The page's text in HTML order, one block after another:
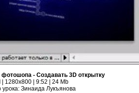
- Создавать 3D открытку
| 1280x800 | 9:52 | 24 Mb
урока: Зинаида Лукъянова